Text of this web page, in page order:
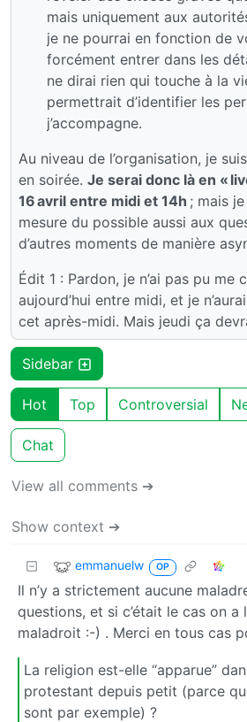
mais uniquement aux
je ne pourrai en fonction de
forcément entrer dans les
ne dirai rien qui touche à la
permettrait d’identifier les
j’accompagne.
Au niveau de l’organisation, je
en soirée. Je serai donc là en «
16 avril entre midi et 14h ; mais
mesure du possible aussi aux
d’autres moments de manière
Édit 1 : Pardon, je n’ai pas pu me
aujourd’hui entre midi, et je
cet après-midi. Mais jeudi ça
Sidebar
Hot Top Controversial
Chat
View all comments ➔
Show context ➔
emmanuelw OP
Il n’y a strictement aucune
questions, et si c’était le cas on a
maladroit :-) . Merci en tous cas
La religion est-elle “apparue”
protestant depuis petit (parce
sont par exemple) ?